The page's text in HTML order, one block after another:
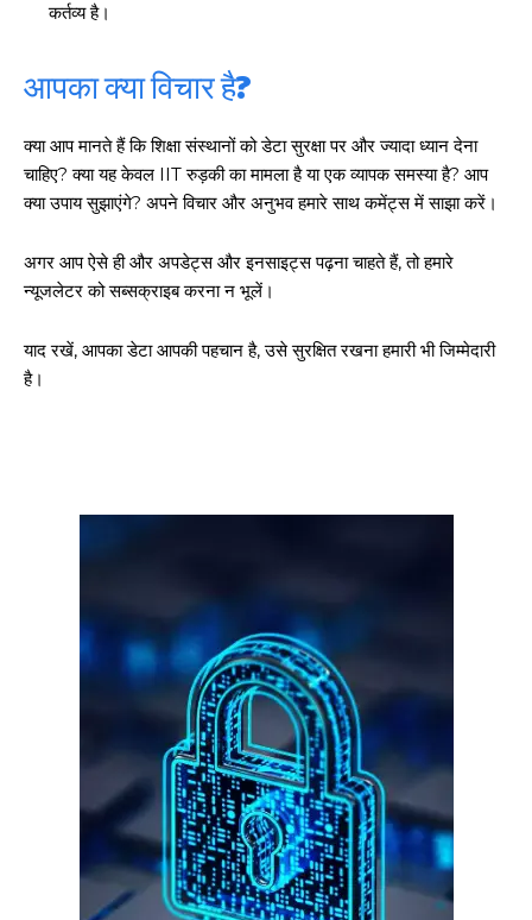
गुरुग्राम साइबर पुलिस ने बीते छह महीने में 18 बैंक कर्मचारियों को किया गिरफ्तार
इन लोगों ने लालच में आकर बैंक खाते खोलकर साइबर ठगों को उपलब्ध कराए
कर्तव्य है।
आपका क्या विचार है?
क्या आप मानते हैं कि शिक्षा संस्थानों को डेटा सुरक्षा पर और ज्यादा ध्यान देना
चाहिए? क्या यह केवल IIT रुड़की का मामला है या एक व्यापक समस्या है? आप
क्या उपाय सुझाएंगे? अपने विचार और अनुभव हमारे साथ कमेंट्स में साझा करें।
अगर आप ऐसे ही और अपडेट्स और इनसाइट्स पढ़ना चाहते हैं, तो हमारे
न्यूजलेटर को सब्सक्राइब करना न भूलें।
याद रखें, आपका डेटा आपकी पहचान है, उसे सुरक्षित रखना हमारी भी जिम्मेदारी
है।